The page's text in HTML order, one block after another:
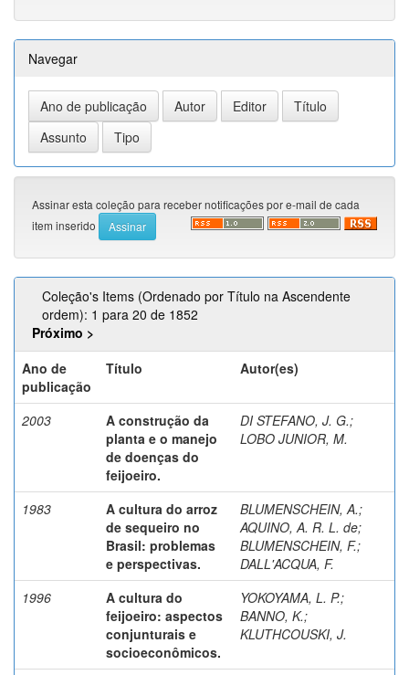
Navegar
Assinar esta coleção para receber notificações por e-mail de cada
item inserido
Coleção's Items (Ordenado por Título na Ascendente
ordem): 1 para 20 de 1852
Próximo >
Ano de
publicação
Título Autor(es)
2003
A construção da
planta e o manejo
de doenças do
feijoeiro.
DI STEFANO, J. G.;
LOBO JUNIOR, M.
1983
A cultura do arroz
de sequeiro no
Brasil: problemas
e perspectivas.
BLUMENSCHEIN, A.;
AQUINO, A. R. L. de;
BLUMENSCHEIN, F.;
DALL'ACQUA, F.
1996
A cultura do
feijoeiro: aspectos
conjunturais e
socioeconômicos.
YOKOYAMA, L. P.;
BANNO, K.;
KLUTHCOUSKI, J.